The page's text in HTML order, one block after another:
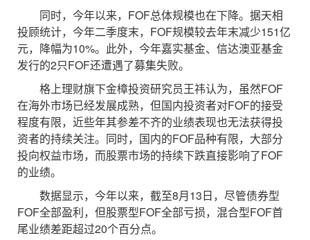
同时，今年以来，FOF总体规模也在下降。据天相
投顾统计，今年二季度末，FOF规模较去年末减少151亿
元，降幅为10%。此外，今年嘉实基金、信达澳亚基金
发行的2只FOF还遭遇了募集失败。
格上理财旗下金樟投资研究员王祎认为，虽然FOF
在海外市场已经发展成熟，但国内投资者对FOF的接受
程度有限，近些年其参差不齐的业绩表现也无法获得投
资者的持续关注。同时，国内的FOF品种有限，大部分
投向权益市场，而股票市场的持续下跌直接影响了FOF
的业绩。
数据显示，今年以来，截至8月13日，尽管债券型
FOF全部盈利，但股票型FOF全部亏损，混合型FOF首
尾业绩差距超过20个百分点。